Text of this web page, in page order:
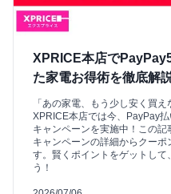
XPRICE本店で
た家電お得術を徹底解
「あの家電、もう少し安く買
XPRICE本店では今、PayPay
キャンペーンを実施中！この
キャンペーンの詳細からクー
す。賢くポイントをゲットして
う！